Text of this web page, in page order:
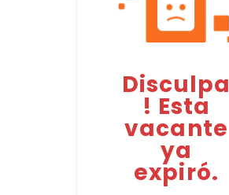
Disculpa
! Esta
vacante
ya
expiró.